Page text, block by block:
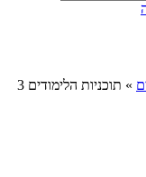
» תוכניות הלימודים 3